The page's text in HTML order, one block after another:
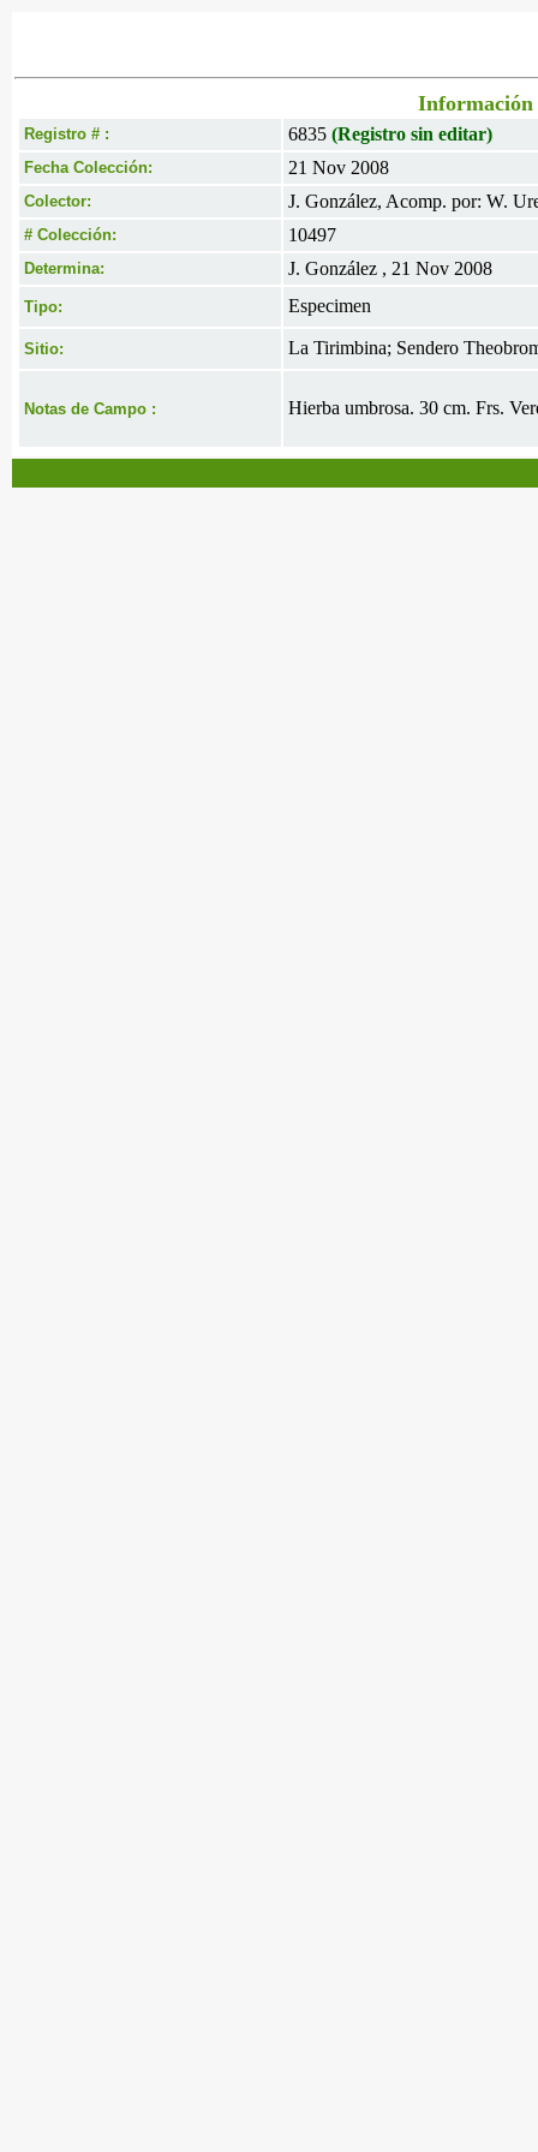
Información
Registro # : 6835 (Registro sin editar)
Fecha Colección: 21 Nov 2008
Colector: J. González, Acomp. por: W.
# Colección: 10497
Determina: J. González , 21 Nov 2008
Tipo: Especimen
Sitio: La Tirimbina; Sendero
Notas de Campo : Hierba umbrosa. 30 cm. Frs.